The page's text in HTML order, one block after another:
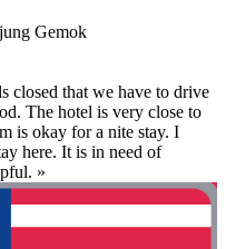
Gemok
closed that we have to drive
The hotel is very close to
is okay for a nite stay. I
here. It is in need of
»